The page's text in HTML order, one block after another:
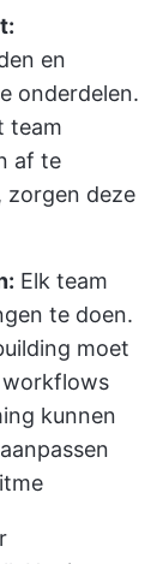
en
onderdelen.
team
af te
zorgen deze
Elk team
te doen.
moet
workflows
kunnen